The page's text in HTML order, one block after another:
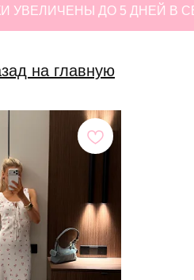
ДО 5 ДНЕЙ В СВЯЗИ С
на главную